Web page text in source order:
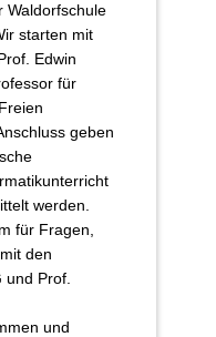
Waldorfschule
starten mit
Edwin
für
geben
werden.
für Fragen,
den
Prof.
und